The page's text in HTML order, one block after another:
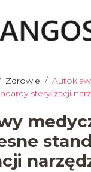
Zdrowie /
sterylizacji